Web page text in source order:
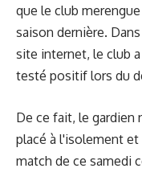
que le club
saison dernière.
site internet, le club
testé positif lors du
De ce fait, le gardien
placé à l'isolement
match de ce samedi